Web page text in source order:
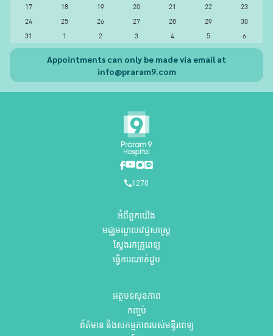
17
18 19 20 21 22
23
24
25 26 27 28 29
30
31
1 2 3 4 5 6
Appointments can only be made via email at
info@praram9.com
1270
អំពីពួកយើង
មជ្ឈមណ្ឌលវេជ្ជសាស្ត្រ
ស្វែងរកគ្រូពេទ្យ
ធ្វើការណាត់ជួប
អត្ថបទសុខភាព
កញ្ចប់
ព័ត៌មាន និងសកម្មភាពរបស់មន្ទីរពេទ្យ